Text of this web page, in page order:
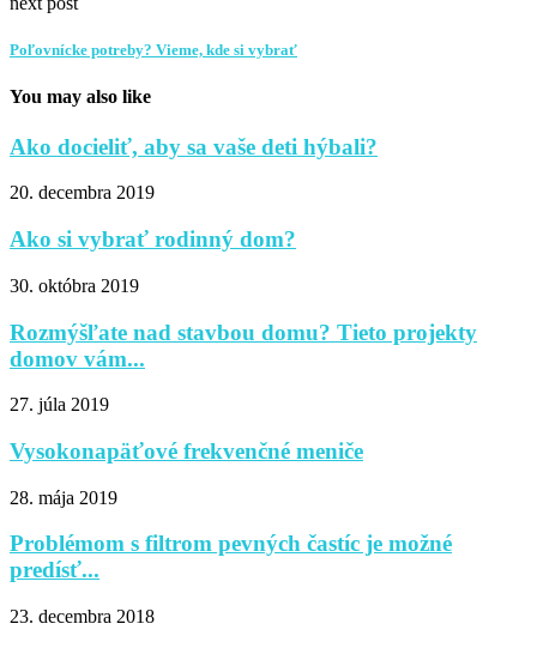
Poľovnícke potreby? Vieme, kde si vybrať
You may also like
Ako docieliť, aby sa vaše deti hýbali?
20. decembra 2019
Ako si vybrať rodinný dom?
30. októbra 2019
Rozmýšľate nad stavbou domu? Tieto projekty
domov vám...
27. júla 2019
Vysokonapäťové frekvenčné meniče
28. mája 2019
Problémom s filtrom pevných častíc je možné
predísť...
23. decembra 2018